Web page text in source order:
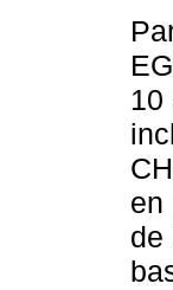
10
en
de